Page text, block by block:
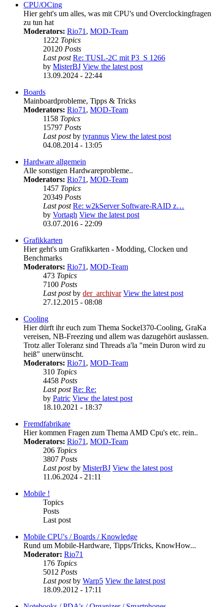
CPU/OCing
Hier geht's um alles, was mit CPU's und Overclockingfragen
zu tun hat
Moderators: Rio71, MOD-Team
1222 Topics
20120 Posts
Last post Re: TUSL-2C mit P3_S 1266
by MisterBJ View the latest post
13.09.2024 - 22:44
Boards
Mainboardprobleme, Tipps & Tricks
Moderators: Rio71, MOD-Team
1158 Topics
15797 Posts
Last postby tyrannus View the latest post
04.08.2014 - 13:05
Hardware allgemein
Alle sonstigen Hardwareprobleme..
Moderators: Rio71, MOD-Team
1457 Topics
20349 Posts
Last post Re: w2kServer Software-RAID z…
by Vortagh View the latest post
03.07.2016 - 22:09
Grafikkarten
Hier geht's um Grafikkarten - Modding, Clocken und
Benchmarks
Moderators: Rio71, MOD-Team
473 Topics
7100 Posts
Last postby der_archivar View the latest post
27.12.2015 - 08:08
Cooling
Hier dürft ihr euch zum Thema Sockel370-Cooling, GraKa
vereisen, NB-Freezing und allem was dazugehört auslassen.
Trotz aller Toleranz sind Threads a'la "mein Duron wird zu
heiß" unerwünscht.
Moderators: Rio71, MOD-Team
310 Topics
4458 Posts
Last post Re: Re:
by Patric View the latest post
18.10.2021 - 18:37
Fremdfabrikate
Hier kommen Fragen zum Thema AMD Cpu's etc. rein..
Moderators: Rio71, MOD-Team
206 Topics
3807 Posts
Last postby MisterBJ View the latest post
11.06.2024 - 21:11
Mobile !
Topics
Posts
Last post
Mobile CPU's / Boards / Knowledge
Rund um Mobile-Hardware, Tipps/Tricks, KnowHow...
Moderator: Rio71
176 Topics
5012 Posts
Last postby Warp5 View the latest post
18.09.2012 - 17:11